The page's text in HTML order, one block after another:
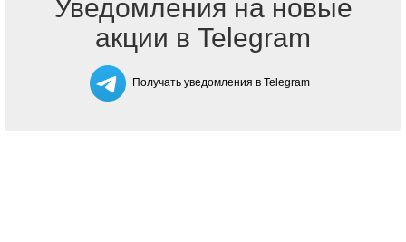
Уведомления на новые
акции в Telegram
Получать уведомления в Telegram